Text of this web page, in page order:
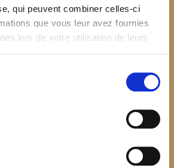
qui peuvent combiner celles-ci
que vous leur avez fournies
lors de votre utilisation de leurs